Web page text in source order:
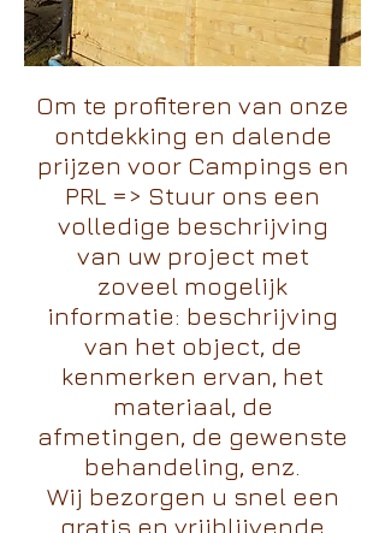
Om te profiteren van onze
ontdekking en dalende
prijzen voor Campings en
PRL => Stuur ons een
volledige beschrijving
van uw project met
zoveel mogelijk
informatie: beschrijving
van het object, de
kenmerken ervan, het
materiaal, de
afmetingen, de gewenste
behandeling, enz.
Wij bezorgen u snel een
gratis en vrijblijvende